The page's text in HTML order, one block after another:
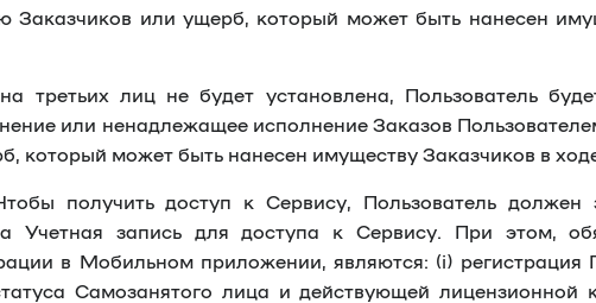
или ущерб, который может быть нанесен
третьих лиц не будет установлена, Пользователь
или ненадлежащее исполнение Заказов
который может быть нанесен имуществу Заказчиков в
получить доступ к Сервису, Пользователь должен
Учетная запись для доступа к Сервису. При этом,
в Мобильном приложении, являются: (i)
Самозанятого лица и действующей лицензионной